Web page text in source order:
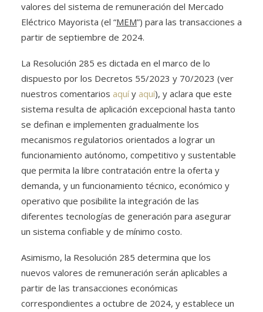
valores del sistema de remuneración del Mercado
Eléctrico Mayorista (el “MEM”) para las transacciones a
partir de septiembre de 2024.
La Resolución 285 es dictada en el marco de lo
dispuesto por los Decretos 55/2023 y 70/2023 (ver
nuestros comentarios aquíy aquí), y aclara que este
sistema resulta de aplicación excepcional hasta tanto
se definan e implementen gradualmente los
mecanismos regulatorios orientados a lograr un
funcionamiento autónomo, competitivo y sustentable
que permita la libre contratación entre la oferta y
demanda, y un funcionamiento técnico, económico y
operativo que posibilite la integración de las
diferentes tecnologías de generación para asegurar
un sistema confiable y de mínimo costo.
Asimismo, la Resolución 285 determina que los
nuevos valores de remuneración serán aplicables a
partir de las transacciones económicas
correspondientes a octubre de 2024, y establece un